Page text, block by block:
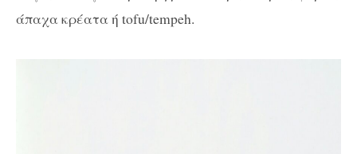
άπαχα κρέατα ή tofu/tempeh.